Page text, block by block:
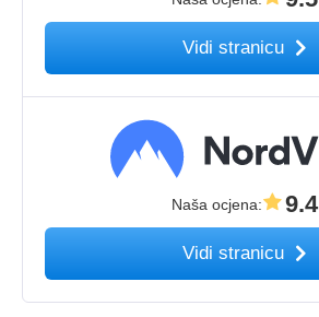
Vidi stranicu
Naša ocjena: 9.4
Vidi stranicu